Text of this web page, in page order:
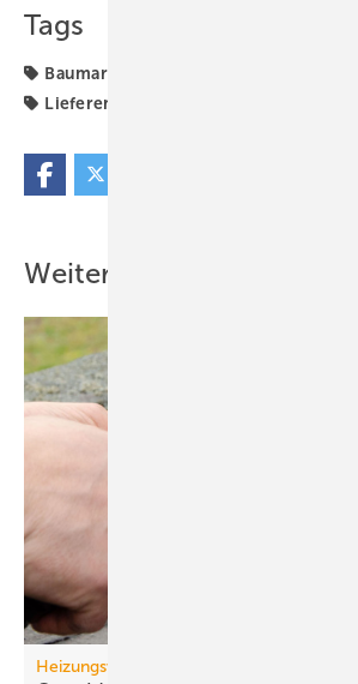
Tags
Baumarkt
Lieferengpässe
Weitere Inhalte
Heizungswende